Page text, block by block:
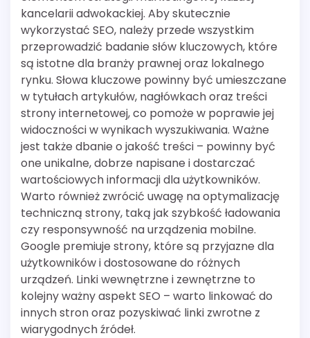
kancelarii adwokackiej. Aby skutecznie
wykorzystać SEO, należy przede wszystkim
przeprowadzić badanie słów kluczowych, które
są istotne dla branży prawnej oraz lokalnego
rynku. Słowa kluczowe powinny być umieszczane
w tytułach artykułów, nagłówkach oraz treści
strony internetowej, co pomoże w poprawie jej
widoczności w wynikach wyszukiwania. Ważne
jest także dbanie o jakość treści – powinny być
one unikalne, dobrze napisane i dostarczać
wartościowych informacji dla użytkowników.
Warto również zwrócić uwagę na optymalizację
techniczną strony, taką jak szybkość ładowania
czy responsywność na urządzenia mobilne.
Google premiuje strony, które są przyjazne dla
użytkowników i dostosowane do różnych
urządzeń. Linki wewnętrzne i zewnętrzne to
kolejny ważny aspekt SEO – warto linkować do
innych stron oraz pozyskiwać linki zwrotne z
wiarygodnych źródeł.